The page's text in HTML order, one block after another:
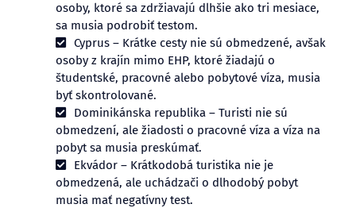
osoby, ktoré sa zdržiavajú dlhšie ako tri mesiace,
sa musia podrobiť testom.
Cyprus – Krátke cesty nie sú obmedzené, avšak
osoby z krajín mimo EHP, ktoré žiadajú o
študentské, pracovné alebo pobytové víza, musia
byť skontrolované.
Dominikánska republika – Turisti nie sú
obmedzení, ale žiadosti o pracovné víza a víza na
pobyt sa musia preskúmať.
Ekvádor – Krátkodobá turistika nie je
obmedzená, ale uchádzači o dlhodobý pobyt
musia mať negatívny test.